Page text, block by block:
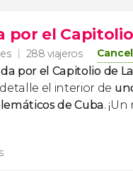
por el
288 viajeros
por el Capitolio de
el interior de
de Cuba.